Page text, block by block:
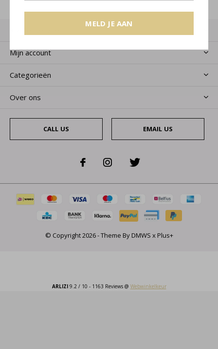
MELD JE AAN
Mijn account
Categorieën
Over ons
CALL US EMAIL US
© Copyright2026- Theme ByDMWS x Plus+
ARLIZI9.2 / 10 - 1163 Reviews @ Webwinkelkeur